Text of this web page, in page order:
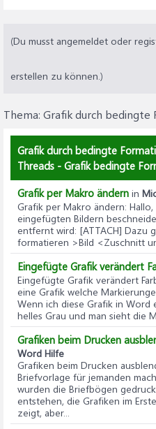
(Du musst angemeldet oder
erstellen zu können.)
Thema: Grafik durch
Grafik durch bedingte
Threads - Grafik bedingte
Grafik per Makro ändern in
Grafik per Makro ändern:
eingefügten Bildern
entfernt wird: [ATTACH] Dazu
formatieren >Bild <Zuschnitt
Eingefügte Grafik verändert
Eingefügte Grafik verändert
eine Grafik welche
Wenn ich diese Grafik in Word
helles Grau und man sieht die
Grafiken beim Drucken
Word Hilfe
Grafiken beim Drucken
Briefvorlage für jemanden
wurden die Briefbögen
entstehen, die Grafiken im
zeigt, aber...